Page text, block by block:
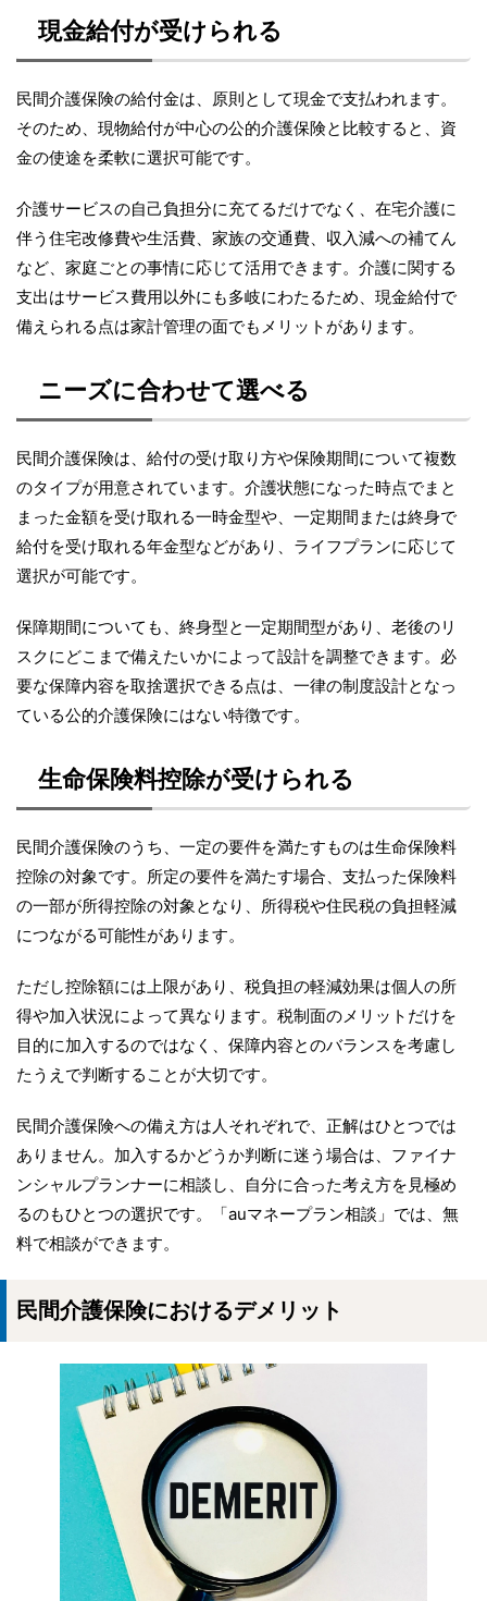
現金給付が受けられる
民間介護保険の給付金は、原則として現金で支払われます。
そのため、現物給付が中心の公的介護保険と比較すると、資
金の使途を柔軟に選択可能です。
介護サービスの自己負担分に充てるだけでなく、在宅介護に
伴う住宅改修費や生活費、家族の交通費、収入減への補てん
など、家庭ごとの事情に応じて活用できます。介護に関する
支出はサービス費用以外にも多岐にわたるため、現金給付で
備えられる点は家計管理の面でもメリットがあります。
ニーズに合わせて選べる
民間介護保険は、給付の受け取り方や保険期間について複数
のタイプが用意されています。介護状態になった時点でまと
まった金額を受け取れる一時金型や、一定期間または終身で
給付を受け取れる年金型などがあり、ライフプランに応じて
選択が可能です。
保障期間についても、終身型と一定期間型があり、老後のリ
スクにどこまで備えたいかによって設計を調整できます。必
要な保障内容を取捨選択できる点は、一律の制度設計となっ
ている公的介護保険にはない特徴です。
生命保険料控除が受けられる
民間介護保険のうち、一定の要件を満たすものは生命保険料
控除の対象です。所定の要件を満たす場合、支払った保険料
の一部が所得控除の対象となり、所得税や住民税の負担軽減
につながる可能性があります。
ただし控除額には上限があり、税負担の軽減効果は個人の所
得や加入状況によって異なります。税制面のメリットだけを
目的に加入するのではなく、保障内容とのバランスを考慮し
たうえで判断することが大切です。
民間介護保険への備え方は人それぞれで、正解はひとつでは
ありません。加入するかどうか判断に迷う場合は、ファイナ
ンシャルプランナーに相談し、自分に合った考え方を見極め
るのもひとつの選択です。「auマネープラン相談」では、無
料で相談ができます。
民間介護保険におけるデメリット